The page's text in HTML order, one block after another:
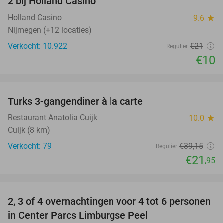
Holland Casino 9.6 star
Nijmegen (+12 locaties)
Verkocht: 10.922
Regulier €21
€10
Turks 3-gangendiner à la carte
Restaurant Anatolia Cuijk 10.0 star
Cuijk (8 km)
Verkocht: 79
Regulier €39,15
€21 ,95
2, 3 of 4 overnachtingen voor 4 tot 6 personen
in Center Parcs Limburgse Peel